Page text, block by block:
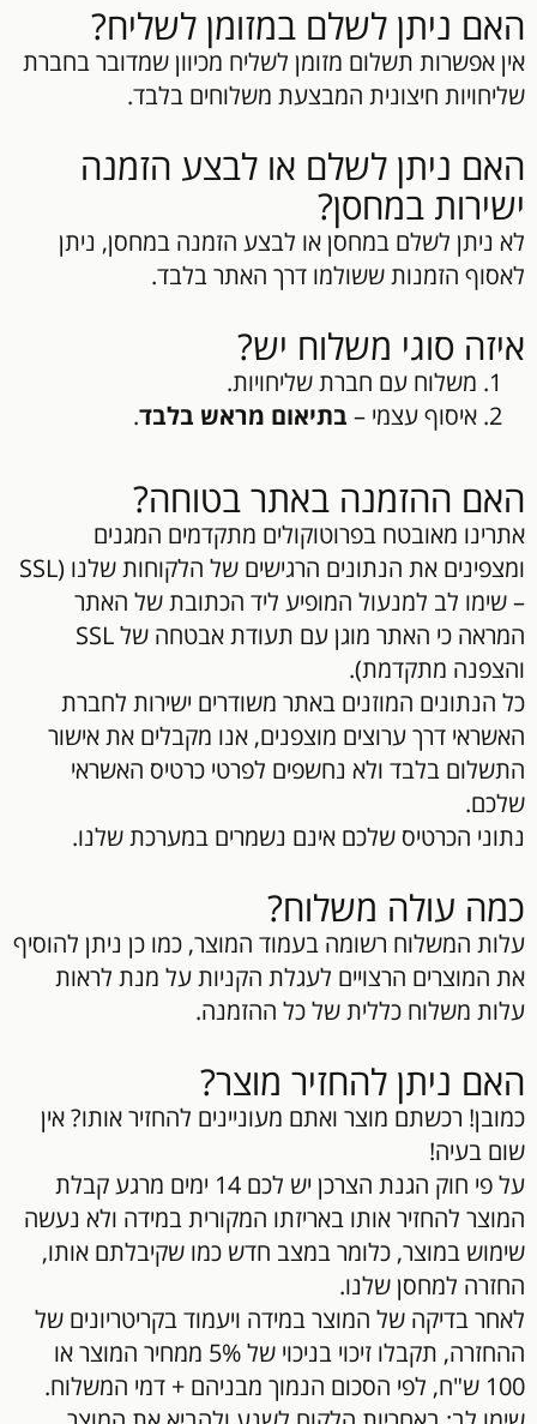
האם ניתן לשלם במזומן לשליח?
אין אפשרות תשלום מזומן לשליח מכיוון שמדובר בחברת
שליחויות חיצונית המבצעת משלוחים בלבד.
האם ניתן לשלם או לבצע הזמנה
ישירות במחסן?
לא ניתן לשלם במחסן או לבצע הזמנה במחסן, ניתן
לאסוף הזמנות ששולמו דרך האתר בלבד.
איזה סוגי משלוח יש?
משלוח עם חברת שליחויות.
איסוף עצמי – בתיאום מראש בלבד.
האם ההזמנה באתר בטוחה?
אתרינו מאובטח בפרוטוקולים מתקדמים המגנים
ומצפינים את הנתונים הרגישים של הלקוחות שלנו (SSL
– שימו לב למנעול המופיע ליד הכתובת של האתר
המראה כי האתר מוגן עם תעודת אבטחה של SSL
והצפנה מתקדמת).
כל הנתונים המוזנים באתר משודרים ישירות לחברת
האשראי דרך ערוצים מוצפנים, אנו מקבלים את אישור
התשלום בלבד ולא נחשפים לפרטי כרטיס האשראי
שלכם.
נתוני הכרטיס שלכם אינם נשמרים במערכת שלנו.
כמה עולה משלוח?
עלות המשלוח רשומה בעמוד המוצר, כמו כן ניתן להוסיף
את המוצרים הרצויים לעגלת הקניות על מנת לראות
עלות משלוח כללית של כל ההזמנה.
האם ניתן להחזיר מוצר?
כמובן! רכשתם מוצר ואתם מעוניינים להחזיר אותו? אין
שום בעיה!
על פי חוק הגנת הצרכן יש לכם 14 ימים מרגע קבלת
המוצר להחזיר אותו באריזתו המקורית במידה ולא נעשה
שימוש במוצר, כלומר במצב חדש כמו שקיבלתם אותו,
החזרה למחסן שלנו.
לאחר בדיקה של המוצר במידה ויעמוד בקריטריונים של
ההחזרה, תקבלו זיכוי בניכוי של 5% ממחיר המוצר או
100 ש"ח, לפי הסכום הנמוך מבניהם + דמי המשלוח.